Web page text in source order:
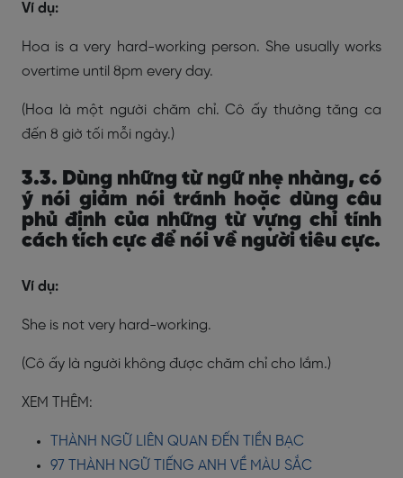
Ví dụ:
Hoa is a very hard-working person. She usually works
overtime until 8pm every day.
(Hoa là một người chăm chỉ. Cô ấy thường tăng ca
đến 8 giờ tối mỗi ngày.)
3.3. Dùng những từ ngữ nhẹ nhàng, có
ý nói giảm nói tránh hoặc dùng câu
phủ định của những từ vựng chỉ tính
cách tích cực để nói về người tiêu cực.
Ví dụ:
She is not very hard-working.
(Cô ấy là người không được chăm chỉ cho lắm.)
XEM THÊM:
THÀNH NGỮ LIÊN QUAN ĐẾN TIỀN BẠC
97 THÀNH NGỮ TIẾNG ANH VỀ MÀU SẮC